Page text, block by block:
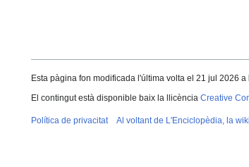
Esta pàgina fon modificada l'última volta el 21 jul 2026 a
El contingut està disponible baix la llicència Creative
Política de privacitat Al voltant de L'Enciclopèdia, la